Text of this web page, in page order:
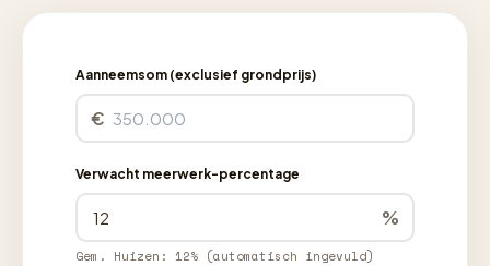
Aanneemsom (exclusief grondprijs)
€
Verwacht meerwerk-percentage
%
Gem. Huizen: 12% (automatisch ingevuld)